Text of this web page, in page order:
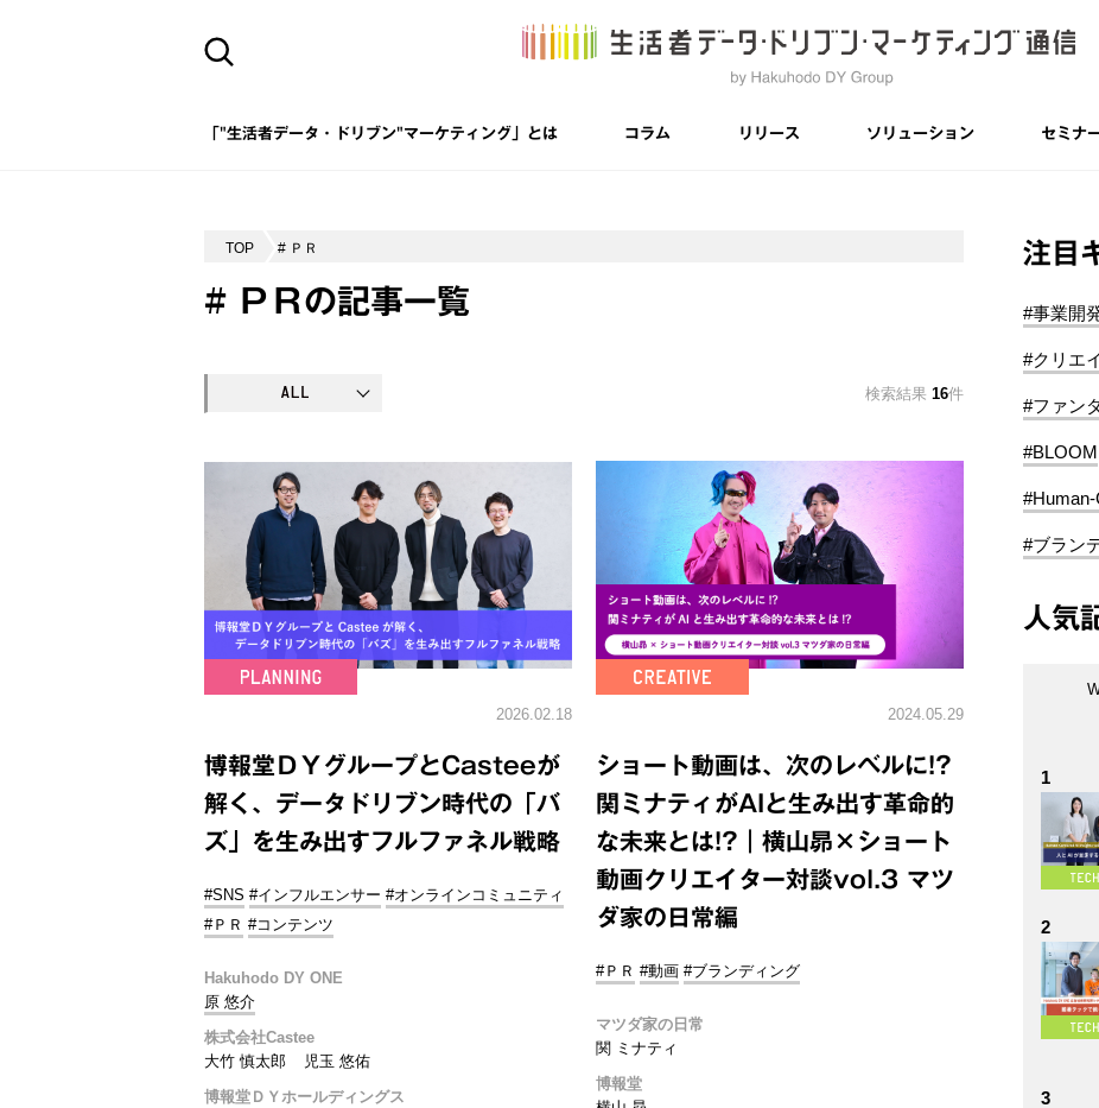
「"生活者データ・ドリブン"マーケティング」とは コラム リリース ソリューション セミナ
TOP # ＰＲ
# ＰＲの記事一覧
検索結果 16件
2026.02.18
博報堂ＤＹグループとCasteeが
解く、データドリブン時代の「バ
ズ」を生み出すフルファネル戦略
#SNS #インフルエンサー #オンラインコミュニティ
#ＰＲ #コンテンツ
Hakuhodo DY ONE
原 悠介
株式会社Castee
大竹 慎太郎
児玉 悠佑
博報堂ＤＹホールディングス
2024.05.29
ショート動画は、次のレベルに!?
関ミナティがAIと生み出す革命的
な未来とは!?｜横山昴×ショート
動画クリエイター対談vol.3 マツ
ダ家の日常編
#ＰＲ #動画 #ブランディング
マツダ家の日常
関 ミナティ
博報堂
注目
#事業開
#クリエ
#ファン
#BLOOM
#ブラン
人気
1
2
3